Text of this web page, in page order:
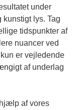
under
lys. Tag
tidspunkter af
nuancer ved
er vejledende
af underlag
af vores